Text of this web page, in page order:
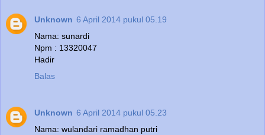
Unknown 6 April 2014 pukul 05.19
Nama: sunardi
Npm : 13320047
Hadir
Balas
Unknown 6 April 2014 pukul 05.23
Nama: wulandari ramadhan putri